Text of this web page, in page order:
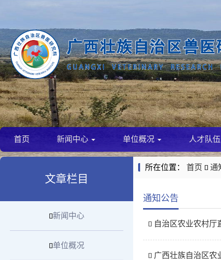
首页 新闻中心 单位概况 人才队
文章栏目
新闻中心
单位概况
所在位置： 首页  通
通知公告
 自治区农业农村厅
 广西壮族自治区农